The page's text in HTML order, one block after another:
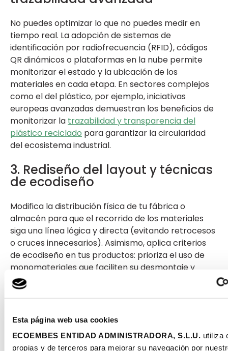
Esta página web usa cookies
ECOEMBES ENTIDAD ADMINISTRADORA, S.L.U.utiliza
propias y de terceros para mejorar su navegación por
No puedes optimizar lo que no puedes medir en
tiempo real. La adopción de sistemas de
identificación por radiofrecuencia (RFID), códigos
QR dinámicos o plataformas en la nube permite
monitorizar el estado y la ubicación de los
materiales en cada etapa. En sectores complejos
como el del plástico, por ejemplo, iniciativas
europeas avanzadas demuestran los beneficios de
monitorizar la trazabilidad y transparencia del
plástico reciclado para garantizar la circularidad
del ecosistema industrial.
3. Rediseño del layout y técnicas
de ecodiseño
Modifica la distribución física de tu fábrica o
almacén para que el recorrido de los materiales
siga una línea lógica y directa (evitando retrocesos
o cruces innecesarios). Asimismo, aplica criterios
de ecodiseño en tus productos: prioriza el uso de
monomateriales que faciliten su desmontaje y
posterior reincorporación al ciclo productivo al
final de su vida útil.
4. Automatización y valorización
de descartes